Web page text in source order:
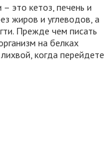
это кетоз, печень и
жиров и углеводов, а
Прежде чем писать
на белках
когда перейдете